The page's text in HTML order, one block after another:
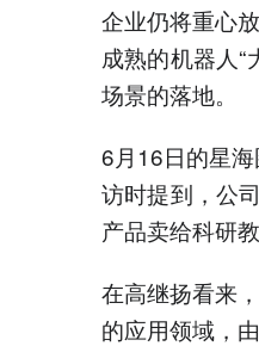
企业仍将重心
成熟的机器人
场景的落地。
6月16日的星
访时提到，公
产品卖给科研
在高继扬看来
的应用领域，